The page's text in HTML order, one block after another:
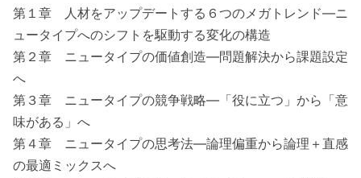
第１章 人材をアップデートする６つのメガトレンド―ニ
ュータイプへのシフトを駆動する変化の構造
第２章 ニュータイプの価値創造―問題解決から課題設定
へ
第３章 ニュータイプの競争戦略―「役に立つ」から「意
味がある」へ
第４章 ニュータイプの思考法―論理偏重から論理＋直感
の最適ミックスへ